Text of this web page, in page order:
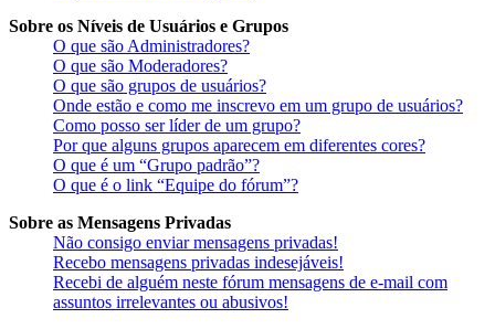
Sobre os Níveis de Usuários e Grupos
O que são Administradores?
O que são Moderadores?
O que são grupos de usuários?
Onde estão e como me inscrevo em um grupo de usuários?
Como posso ser líder de um grupo?
Por que alguns grupos aparecem em diferentes cores?
O que é um “Grupo padrão”?
O que é o link “Equipe do fórum”?
Sobre as Mensagens Privadas
Não consigo enviar mensagens privadas!
Recebo mensagens privadas indesejáveis!
Recebi de alguém neste fórum mensagens de e-mail com
assuntos irrelevantes ou abusivos!